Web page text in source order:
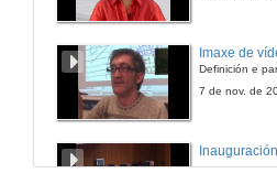
Historia do
Presentación
Imaxe de
7 de nov. de
Inauguración